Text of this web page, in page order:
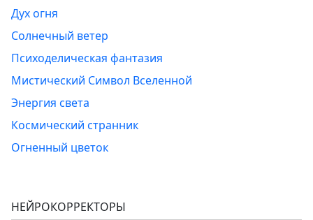
Дух огня
Солнечный ветер
Психоделическая фантазия
Мистический Символ Вселенной
Энергия света
Космический странник
Огненный цветок
НЕЙРОКОРРЕКТОРЫ